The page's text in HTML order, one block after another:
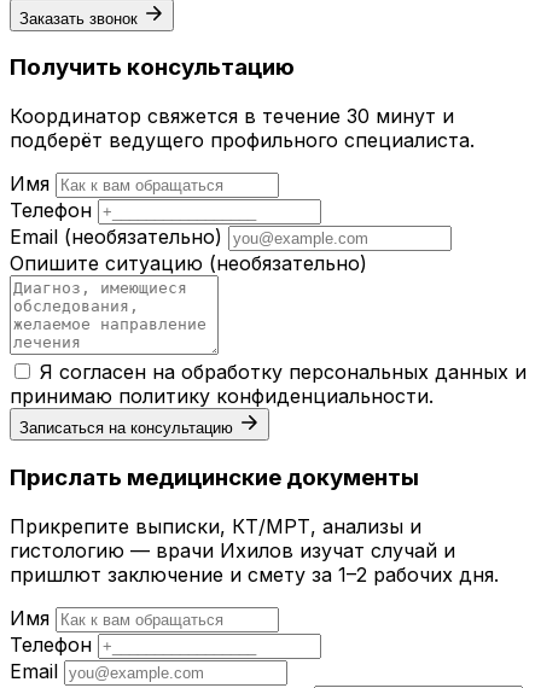
Заказать звонок
Получить консультацию
Координатор свяжется в течение 30 минут и
подберёт ведущего профильного специалиста.
Имя
Телефон
Email (необязательно)
Опишите ситуацию (необязательно)
Я согласен на обработку персональных данных и
принимаю политику конфиденциальности.
Записаться на консультацию
Прислать медицинские документы
Прикрепите выписки, КТ/МРТ, анализы и
гистологию — врачи Ихилов изучат случай и
пришлют заключение и смету за 1–2 рабочих дня.
Имя
Телефон
Email